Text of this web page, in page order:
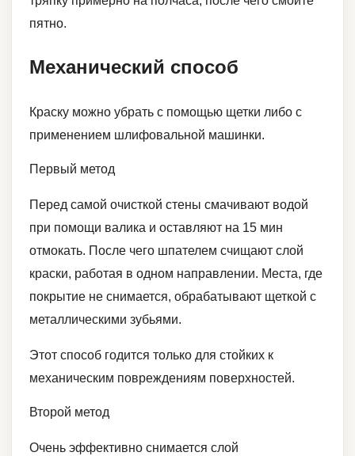
пятно.
Механический способ
Краску можно убрать с помощью щетки либо с
применением шлифовальной машинки.
Первый метод
Перед самой очисткой стены смачивают водой
при помощи валика и оставляют на 15 мин
отмокать. После чего шпателем счищают слой
краски, работая в одном направлении. Места, где
покрытие не снимается, обрабатывают щеткой с
металлическими зубьями.
Этот способ годится только для стойких к
механическим повреждениям поверхностей.
Второй метод
Очень эффективно снимается слой